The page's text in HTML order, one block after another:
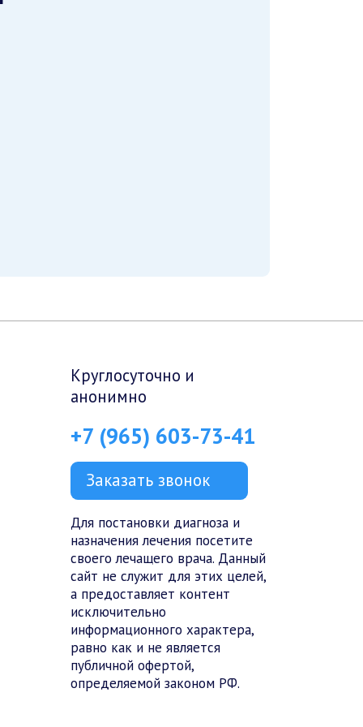
Круглосуточно и
анонимно
+7 (965) 603-73-41
Заказать звонок
Для постановки диагноза и
назначения лечения посетите
своего лечащего врача. Данный
сайт не служит для этих целей,
а предоставляет контент
исключительно
информационного характера,
равно как и не является
публичной офертой,
определяемой законом РФ.